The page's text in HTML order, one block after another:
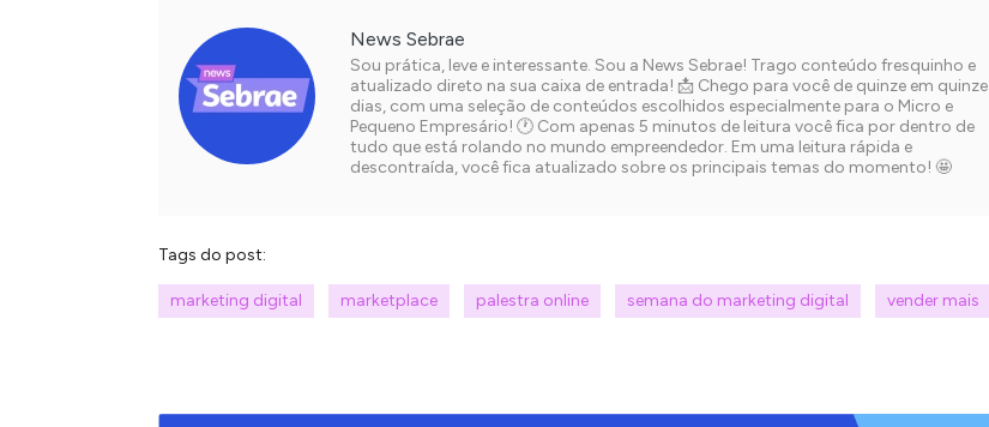
News Sebrae
Sou prática, leve e interessante. Sou a News Sebrae! Trago conteúdo fresquinho e
atualizado direto na sua caixa de entrada! 📩 Chego para você de quinze em quinze
dias, com uma seleção de conteúdos escolhidos especialmente para o Micro e
Pequeno Empresário! 🕐 Com apenas 5 minutos de leitura você fica por dentro de
tudo que está rolando no mundo empreendedor. Em uma leitura rápida e
descontraída, você fica atualizado sobre os principais temas do momento! 🤩
Tags do post:
marketing digital marketplace palestra online semana do marketing digital vender mais